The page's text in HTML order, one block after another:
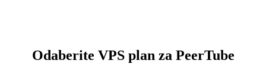
Odaberite VPS plan za PeerTube